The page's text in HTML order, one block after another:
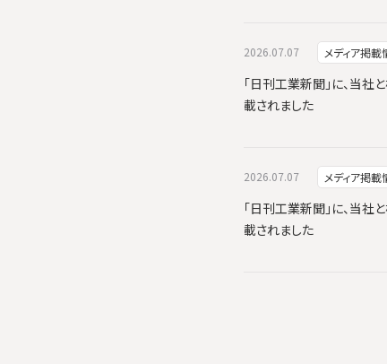
2026.07.07 メディア掲載
「日刊工業新聞」に、当
載されました
2026.07.07 メディア掲載
「日刊工業新聞」に、当
載されました